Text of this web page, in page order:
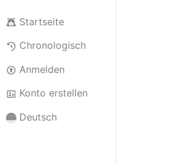
Startseite
Chronologisch
Anmelden
Konto erstellen
Deutsch